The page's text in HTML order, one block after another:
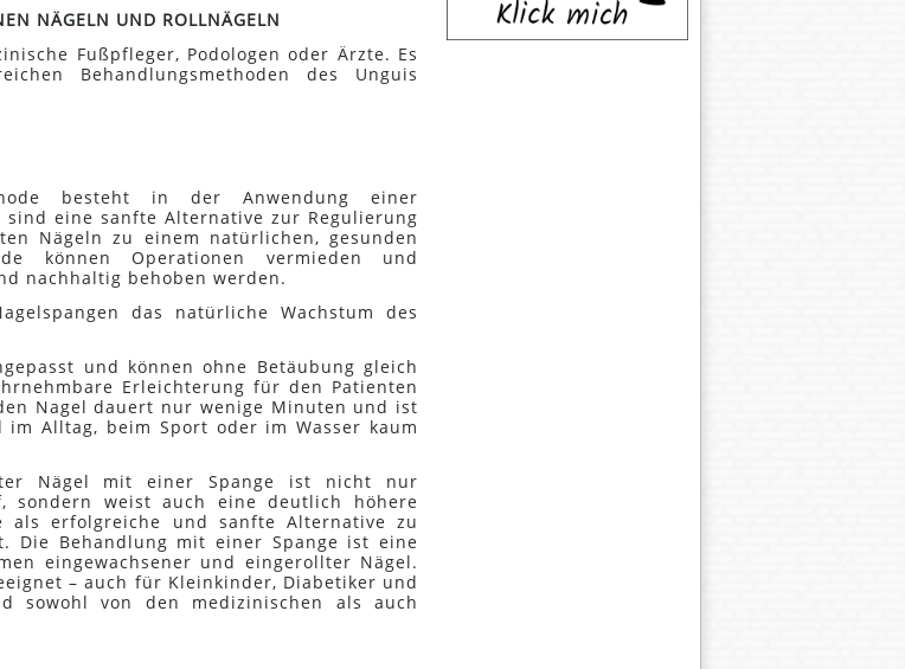
NÄGELN UND ROLLNÄGELN
Fußpfleger, Podologen oder Ärzte. Es
Behandlungsmethoden des Unguis
besteht in der Anwendung einer
sind eine sanfte Alternative zur Regulierung
Nägeln zu einem natürlichen, gesunden
können Operationen vermieden und
nachhaltig behoben werden.
das natürliche Wachstum des
und können ohne Betäubung gleich
Erleichterung für den Patienten
Nagel dauert nur wenige Minuten und ist
Alltag, beim Sport oder im Wasser kaum
Nägel mit einer Spange ist nicht nur
sondern weist auch eine deutlich höhere
als erfolgreiche und sanfte Alternative zu
Die Behandlung mit einer Spange ist eine
eingewachsener und eingerollter Nägel.
– auch für Kleinkinder, Diabetiker und
sowohl von den medizinischen als auch